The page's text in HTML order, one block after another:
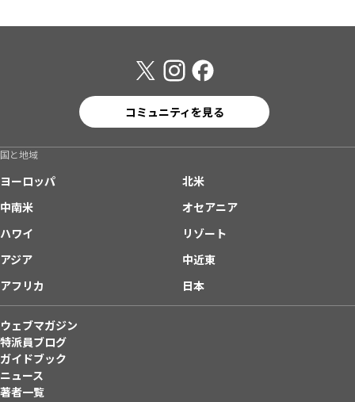
コミュニティを見る
国と地域
ヨーロッパ
北米
中南米
オセアニア
ハワイ
リゾート
アジア
中近東
アフリカ
日本
ウェブマガジン
特派員ブログ
ガイドブック
ニュース
著者一覧